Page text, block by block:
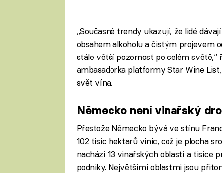
„Současné trendy ukazují, že lidé
obsahem alkoholu a čistým projevem
stále větší pozornost po celém
ambasadorka platformy Star Wine
svět vína.
Německo není vinařský
Přestože Německo bývá ve stínu
102 tisíc hektarů vinic, což je plocha
nachází 13 vinařských oblastí a tisíce
podniky. Největšími oblastmi jsou